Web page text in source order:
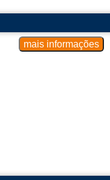
alimentos em grande